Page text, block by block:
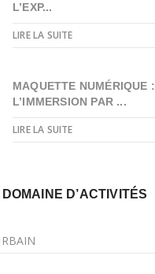
L’EXP...
LIRE LA SUITE
MAQUETTE NUMÉRIQUE :
L’IMMERSION PAR ...
LIRE LA SUITE
D’ACTIVITÉS